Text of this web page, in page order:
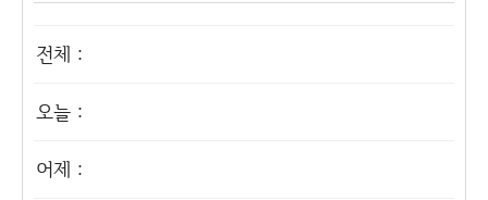
전체 :
오늘 :
어제 :